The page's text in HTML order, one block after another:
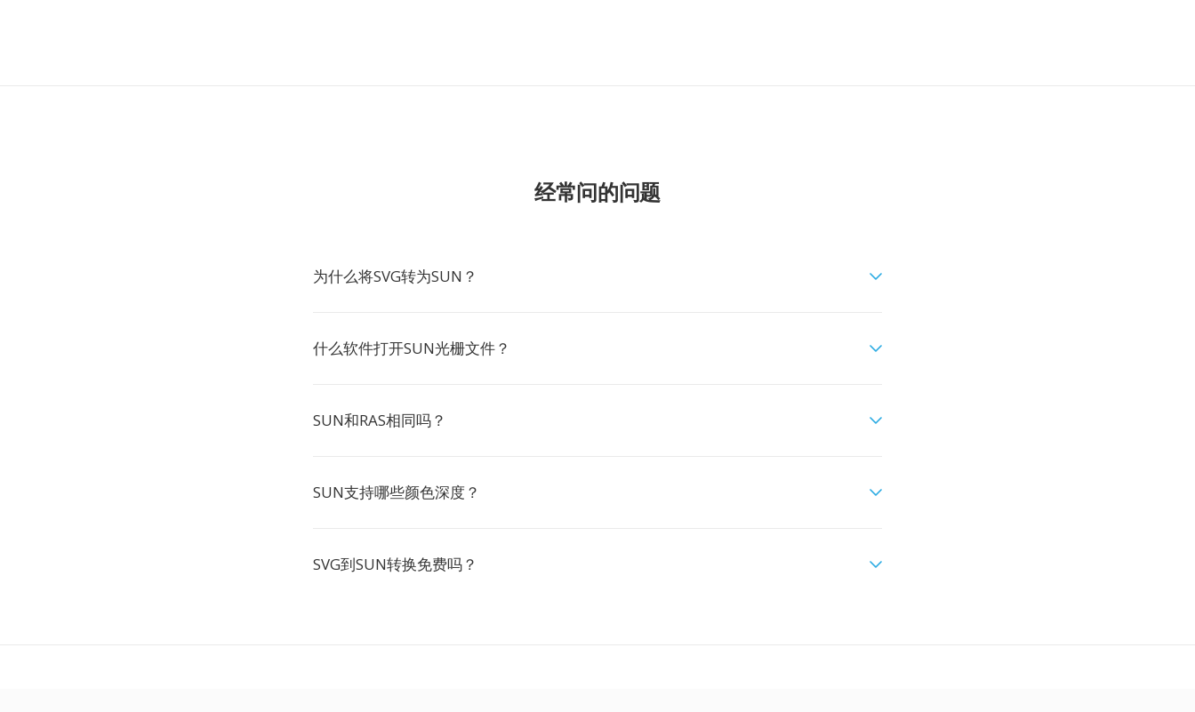
经常问的问题
为什么将SVG转为SUN？
什么软件打开SUN光栅文件？
SUN和RAS相同吗？
SUN支持哪些颜色深度？
SVG到SUN转换免费吗？